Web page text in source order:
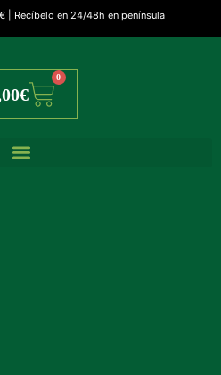
| Recíbelo en 24/48h en península
€
0
Cart